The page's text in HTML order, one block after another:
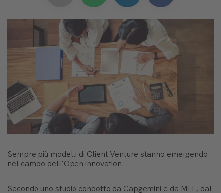
Sempre più modelli di Client Venture stanno emergendo
nel campo dell’Open innovation.
Secondo uno studio condotto da Capgemini e da MIT, dal